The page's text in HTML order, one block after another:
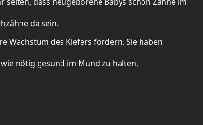
da sein.
Wachstum des Kiefers fördern. Sie haben
nötig gesund im Mund zu halten.